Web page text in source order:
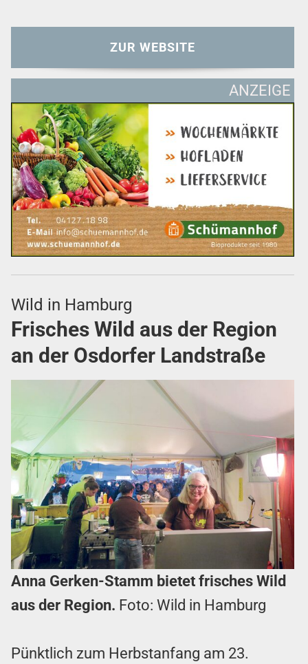
ZUR WEBSITE
ANZEIGE
Wild in Hamburg
Frisches Wild aus der Region
an der Osdorfer Landstraße
Anna Gerken-Stamm bietet frisches Wild
aus der Region. Foto: Wild in Hamburg
Pünktlich zum Herbstanfang am 23.